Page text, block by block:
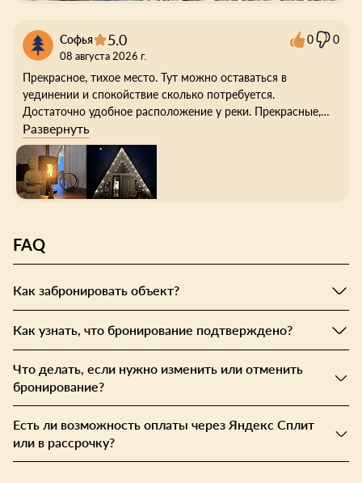
дутти,так вот это шедевр! Однозначно советую это место!!
Софья 5.0
08 августа 2026 г.
0 0
Прекрасное, тихое место. Тут можно оставаться в
уединении и спокойствие сколько потребуется.
Достаточно удобное расположение у реки. Прекрасные,
атмосферные домики с проектором, гирляндами,
эстетичным дизайном. Так же приобрела для себя
предметы косметики, с прекрасным ароматом, которая
производиться эксклюзивно для этого места.
Единственное, что немного расстроило это цена аренды
Развернуть
FAQ
Как забронировать объект?
Как узнать, что бронирование подтверждено?
Что делать, если нужно изменить или отменить
бронирование?
Есть ли возможность оплаты через Яндекс Сплит
или в рассрочку?